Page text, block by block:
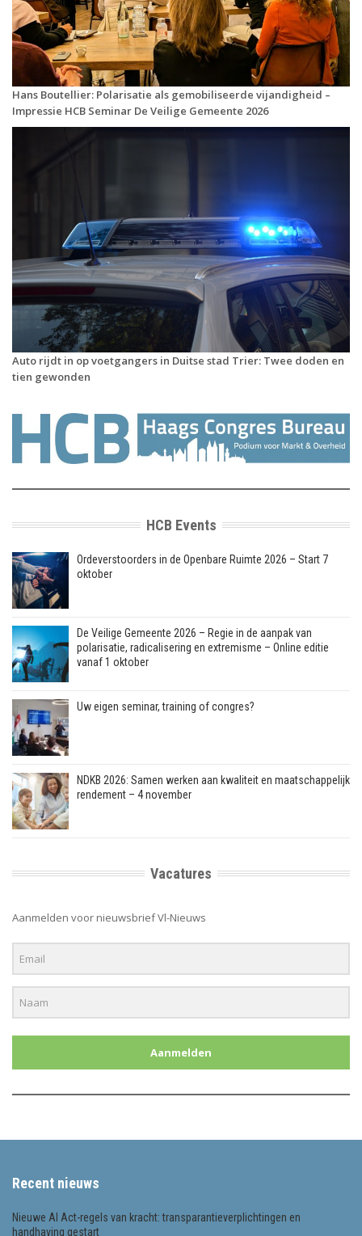
Hans Boutellier: Polarisatie als gemobiliseerde vijandigheid –
Impressie HCB Seminar De Veilige Gemeente 2026
Auto rijdt in op voetgangers in Duitse stad Trier: Twee doden en
tien gewonden
HCB Events
Ordeverstoorders in de Openbare Ruimte 2026 – Start 7
oktober
De Veilige Gemeente 2026 – Regie in de aanpak van
polarisatie, radicalisering en extremisme – Online editie
vanaf 1 oktober
Uw eigen seminar, training of congres?
NDKB 2026: Samen werken aan kwaliteit en maatschappelijk
rendement – 4 november
Vacatures
Aanmelden voor nieuwsbrief Vl-Nieuws
Aanmelden
Recent nieuws
Nieuwe AI Act-regels van kracht: transparantieverplichtingen en
handhaving gestart